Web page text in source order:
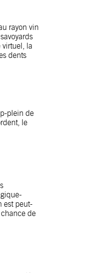
rayon vin
virtuel, la
dents
plein de
le
est peut-
de